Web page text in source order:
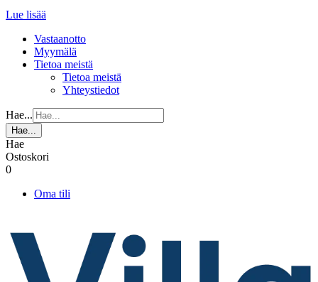
Lue lisää
Vastaanotto
Myymälä
Tietoa meistä
Tietoa meistä
Yhteystiedot
Hae...
Hae...
Hae
Ostoskori
0
Oma tili